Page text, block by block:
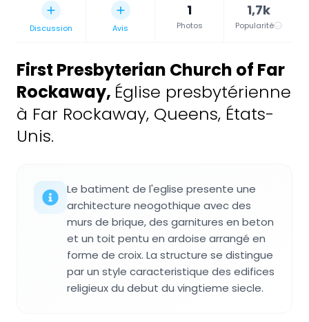
Discussion Avis
1
Photos
1,7k
Popularité
First Presbyterian Church of Far
Rockaway, Église presbytérienne
à Far Rockaway, Queens, États-
Unis.
Le batiment de l'eglise presente une
architecture neogothique avec des
murs de brique, des garnitures en beton
et un toit pentu en ardoise arrangé en
forme de croix. La structure se distingue
par un style caracteristique des edifices
religieux du debut du vingtieme siecle.